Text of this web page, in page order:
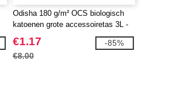
Odisha 180 g/m² OCS biologisch
katoenen grote accessoiretas 3L -
EgotierPro 120785
€1.17
€8.00
-85%